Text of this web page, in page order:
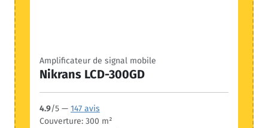
Amplificateur de signal mobile
Nikrans LCD-300GD
4.9/5 — 147 avis
Couverture: 300 m²